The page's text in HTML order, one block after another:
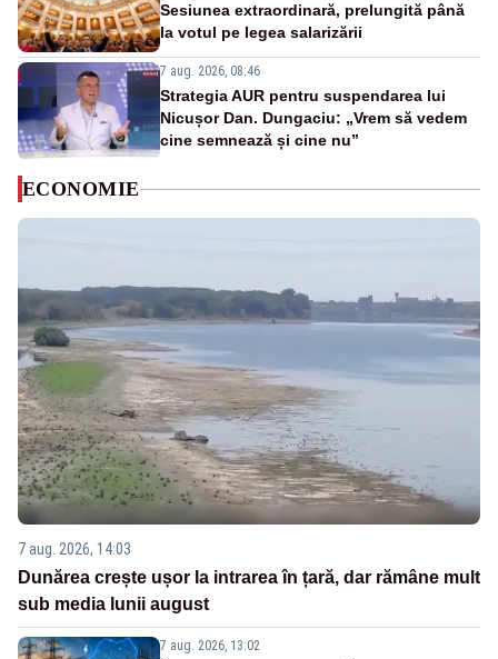
Sesiunea extraordinară, prelungită până
la votul pe legea salarizării
7 aug. 2026, 08:46
Strategia AUR pentru suspendarea lui
Nicușor Dan. Dungaciu: „Vrem să vedem
cine semnează și cine nu”
ECONOMIE
7 aug. 2026, 14:03
Dunărea crește ușor la intrarea în țară, dar rămâne mult
sub media lunii august
7 aug. 2026, 13:02